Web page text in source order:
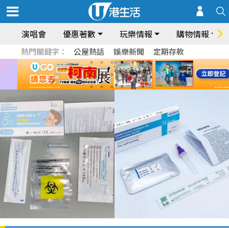
演唱會 優惠著數 玩樂情報 購物情報
熱門關鍵字： 公屋熱話 娛樂新聞 定期存款